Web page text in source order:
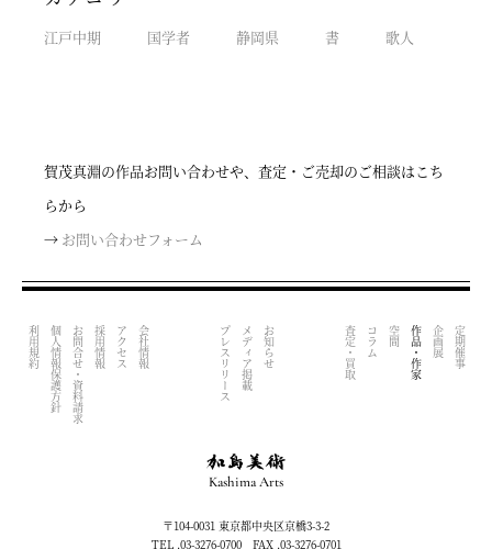
江戸中期 国学者 静岡県 書 歌人
賀茂真淵の作品お問い合わせや、査定・ご売却のご相談はこち
らから
→ お問い合わせフォーム
定期催事
企画展
作品・作家
空間
コラム
査定・買取
お知らせ
メディア掲載
プレスリリース
会社情報
アクセス
採用情報
お問合せ・資料請求
個人情報保護方針
利用規約
Kashima Arts
〒104-0031 東京都中央区京橋3-3-2
TEL .03-3276-0700 FAX .03-3276-0701